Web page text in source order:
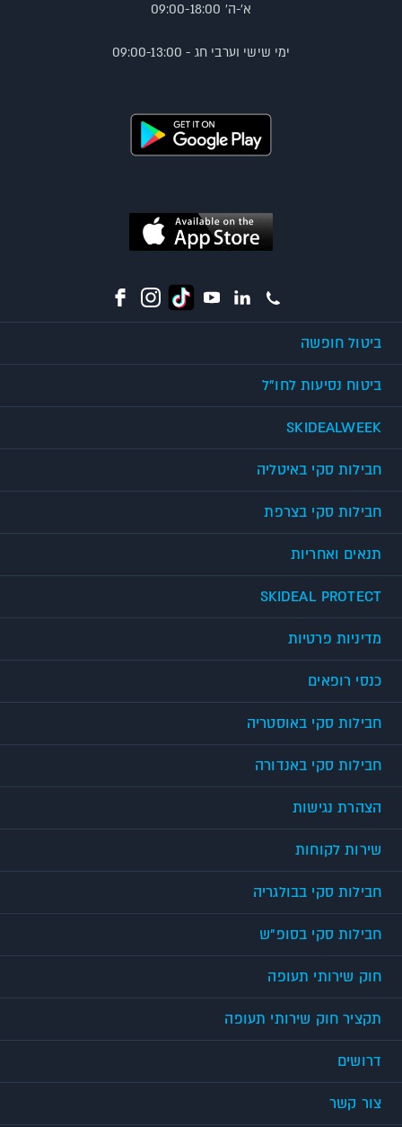
א'-ה' 09:00-18:00
ימי שישי וערבי חג - 09:00-13:00
ביטול חופשה
ביטוח נסיעות לחו"ל
SKIDEALWEEK
חבילות סקי באיטליה
חבילות סקי בצרפת
תנאים ואחריות
SKIDEAL PROTECT
מדיניות פרטיות
כנסי רופאים
חבילות סקי באוסטריה
חבילות סקי באנדורה
הצהרת נגישות
שירות לקוחות
חבילות סקי בבולגריה
חבילות סקי בסופ"ש
חוק שירותי תעופה
תקציר חוק שירותי תעופה
דרושים
צור קשר